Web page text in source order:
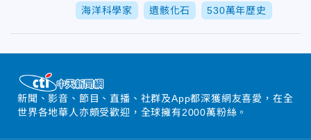
海洋科學家 遺骸化石 530萬年歷史
新聞、影音、節目、直播、社群及App都深獲網友喜愛，在全
世界各地華人亦頗受歡迎，全球擁有2000萬粉絲。